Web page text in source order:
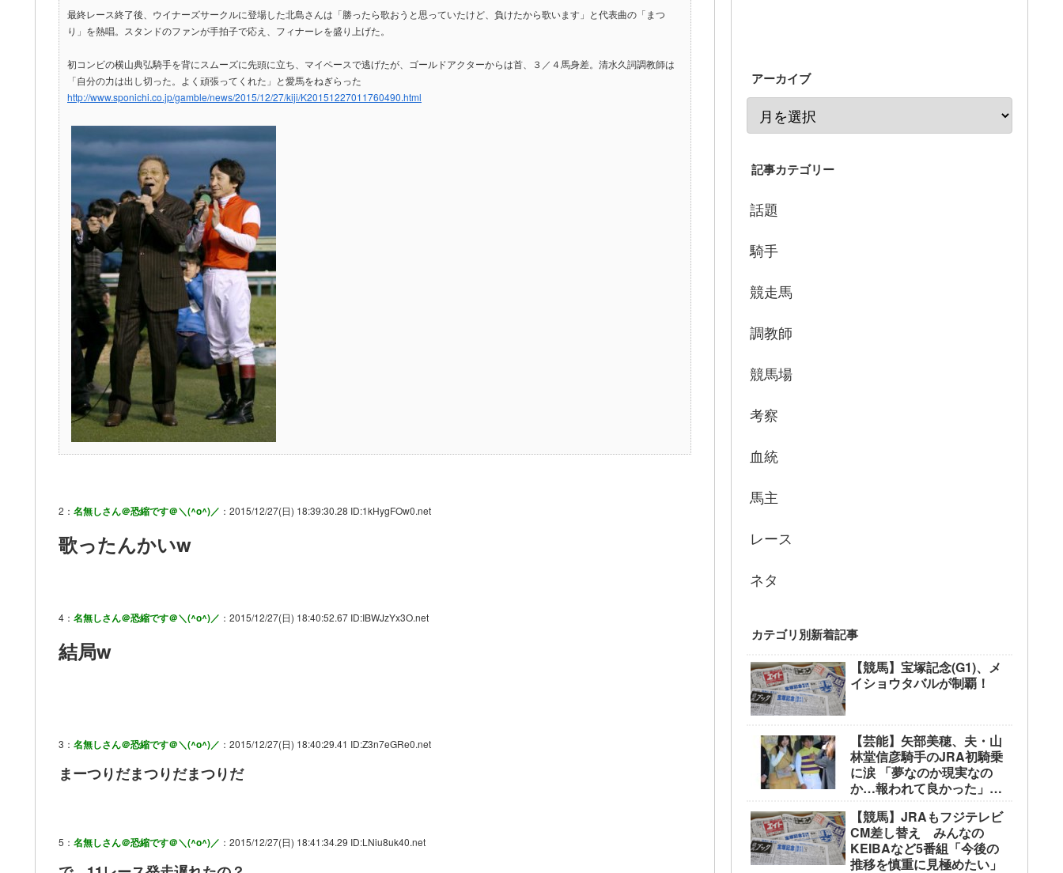
最終レース終了後、ウイナーズサークルに登場した北島さんは「勝ったら歌おうと思っていたけど、負けたから歌います」と代表曲の「まつ
り」を熱唱。スタンドのファンが手拍子で応え、フィナーレを盛り上げた。
初コンビの横山典弘騎手を背にスムーズに先頭に立ち、マイペースで逃げたが、ゴールドアクターからは首、３／４馬身差。清水久詞調教師は
「自分の力は出し切った。よく頑張ってくれた」と愛馬をねぎらった
http://www.sponichi.co.jp/gamble/news/2015/12/27/kiji/K20151227011760490.html
2： 名無しさん＠恐縮です＠＼(^o^)／ ：2015/12/27(日) 18:39:30.28 ID:1kHygFOw0.net
歌ったんかいw
4： 名無しさん＠恐縮です＠＼(^o^)／ ：2015/12/27(日) 18:40:52.67 ID:IBWJzYx3O.net
結局w
3： 名無しさん＠恐縮です＠＼(^o^)／ ：2015/12/27(日) 18:40:29.41 ID:Z3n7eGRe0.net
まーつりだまつりだまつりだ
5： 名無しさん＠恐縮です＠＼(^o^)／ ：2015/12/27(日) 18:41:34.29 ID:LNiu8uk40.net
アーカイブ
記事カテゴリー
話題
騎手
競走馬
調教師
競馬場
考察
血統
馬主
レース
ネタ
カテゴリ別新着記事
【競馬】宝塚記念(G1)、メ
イショウタバルが制覇！
【芸能】矢部美穂、夫・山
林堂信彦騎手のJRA初騎乗
に涙 「夢なのか現実なの
か…報われて良かった」
【競馬】JRAもフジテレビ
CM差し替え みんなの
KEIBAなど5番組「今後の
推移を慎重に見極めたい」